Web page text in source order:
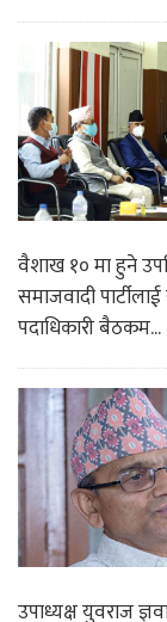
वैशाख १० मा हुने
समाजवादी
पदाधिकारी बैठकम...
उपाध्यक्ष युवराज